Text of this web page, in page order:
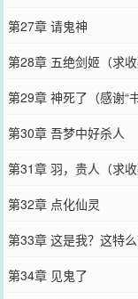
第27章 请鬼神
第28章 五绝剑姬（求收
第29章 神死了（感谢“
第30章 吾梦中好杀人
第31章 羽，贵人（求收
第32章 点化仙灵
第33章 这是我？这特
第34章 见鬼了